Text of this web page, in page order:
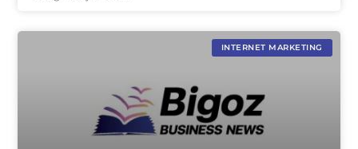
INTERNET MARKETING